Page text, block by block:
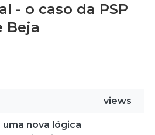
- o caso da PSP
Beja
views
nova lógica